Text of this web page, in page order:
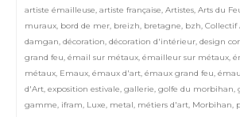
artiste émailleuse, artiste française, Artistes, Arts du
muraux, bord de mer, breizh, bretagne, bzh,
damgan, décoration, décoration d'intérieur, design
grand feu, émail sur métaux, émailleur sur métaux,
métaux, Emaux, émaux d'art, émaux grand feu,
d'Art, exposition estivale, gallerie, golfe du morbihan,
gamme, ifram, Luxe, metal, métiers d'art, Morbihan,